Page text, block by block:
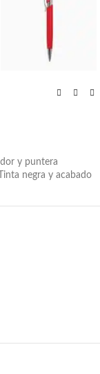
y puntera
negra y acabado